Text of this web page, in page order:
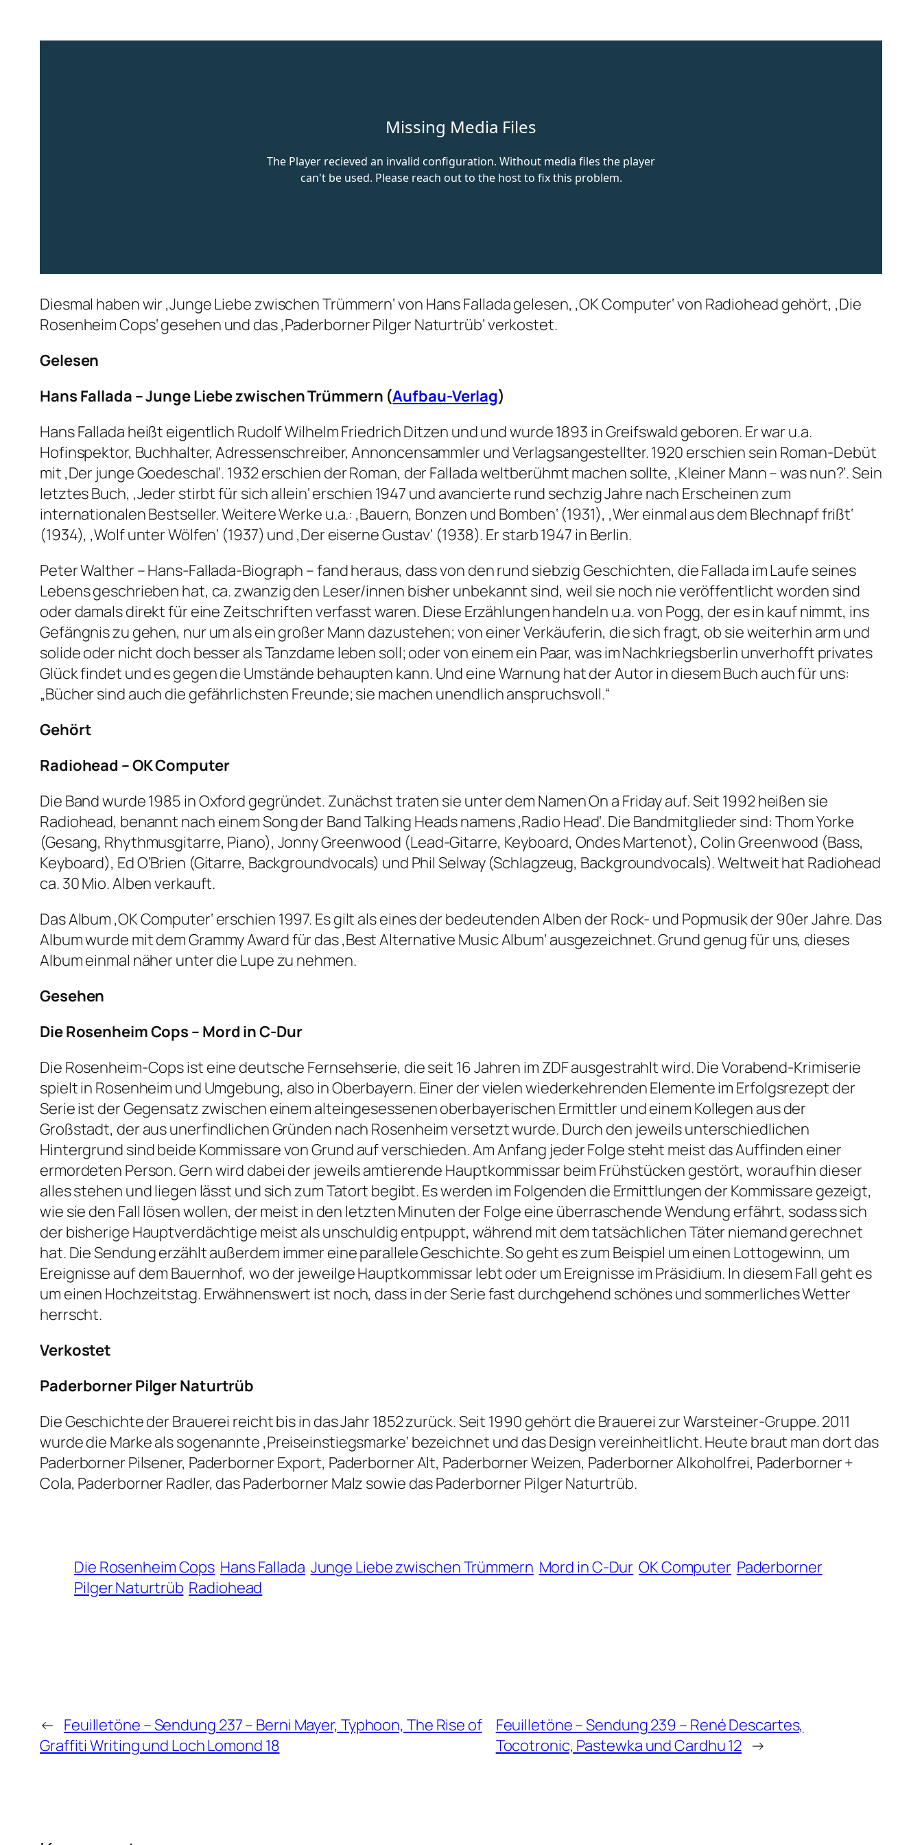
Diesmal haben wir ‚Junge Liebe zwischen Trümmern‘ von Hans Fallada gelesen, ‚OK Computer‘ von Radiohead gehört, ‚Die
Rosenheim Cops‘ gesehen und das ‚Paderborner Pilger Naturtrüb‘ verkostet.
Gelesen
Hans Fallada – Junge Liebe zwischen Trümmern (Aufbau-Verlag)
Hans Fallada heißt eigentlich Rudolf Wilhelm Friedrich Ditzen und und wurde 1893 in Greifswald geboren. Er war u.a.
Hofinspektor, Buchhalter, Adressenschreiber, Annoncensammler und Verlagsangestellter. 1920 erschien sein Roman-Debüt
mit ‚Der junge Goedeschal‘. 1932 erschien der Roman, der Fallada weltberühmt machen sollte, ‚Kleiner Mann – was nun?‘. Sein
letztes Buch, ‚Jeder stirbt für sich allein‘ erschien 1947 und avancierte rund sechzig Jahre nach Erscheinen zum
internationalen Bestseller. Weitere Werke u.a.: ‚Bauern, Bonzen und Bomben‘ (1931), ‚Wer einmal aus dem Blechnapf frißt‘
(1934), ‚Wolf unter Wölfen‘ (1937) und ‚Der eiserne Gustav‘ (1938). Er starb 1947 in Berlin.
Peter Walther – Hans-Fallada-Biograph – fand heraus, dass von den rund siebzig Geschichten, die Fallada im Laufe seines
Lebens geschrieben hat, ca. zwanzig den Leser/innen bisher unbekannt sind, weil sie noch nie veröffentlicht worden sind
oder damals direkt für eine Zeitschriften verfasst waren. Diese Erzählungen handeln u.a. von Pogg, der es in kauf nimmt, ins
Gefängnis zu gehen, nur um als ein großer Mann dazustehen; von einer Verkäuferin, die sich fragt, ob sie weiterhin arm und
solide oder nicht doch besser als Tanzdame leben soll; oder von einem ein Paar, was im Nachkriegsberlin unverhofft privates
Glück findet und es gegen die Umstände behaupten kann. Und eine Warnung hat der Autor in diesem Buch auch für uns:
„Bücher sind auch die gefährlichsten Freunde; sie machen unendlich anspruchsvoll.“
Gehört
Radiohead – OK Computer
Die Band wurde 1985 in Oxford gegründet. Zunächst traten sie unter dem Namen On a Friday auf. Seit 1992 heißen sie
Radiohead, benannt nach einem Song der Band Talking Heads namens ‚Radio Head‘. Die Bandmitglieder sind: Thom Yorke
(Gesang, Rhythmusgitarre, Piano), Jonny Greenwood (Lead-Gitarre, Keyboard, Ondes Martenot), Colin Greenwood (Bass,
Keyboard), Ed O’Brien (Gitarre, Backgroundvocals) und Phil Selway (Schlagzeug, Backgroundvocals). Weltweit hat Radiohead
ca. 30 Mio. Alben verkauft.
Das Album ‚OK Computer‘ erschien 1997. Es gilt als eines der bedeutenden Alben der Rock- und Popmusik der 90er Jahre. Das
Album wurde mit dem Grammy Award für das ‚Best Alternative Music Album‘ ausgezeichnet. Grund genug für uns, dieses
Album einmal näher unter die Lupe zu nehmen.
Gesehen
Die Rosenheim Cops – Mord in C-Dur
Die Rosenheim-Cops ist eine deutsche Fernsehserie, die seit 16 Jahren im ZDF ausgestrahlt wird. Die Vorabend-Krimiserie
spielt in Rosenheim und Umgebung, also in Oberbayern. Einer der vielen wiederkehrenden Elemente im Erfolgsrezept der
Serie ist der Gegensatz zwischen einem alteingesessenen oberbayerischen Ermittler und einem Kollegen aus der
Großstadt, der aus unerfindlichen Gründen nach Rosenheim versetzt wurde. Durch den jeweils unterschiedlichen
Hintergrund sind beide Kommissare von Grund auf verschieden. Am Anfang jeder Folge steht meist das Auffinden einer
ermordeten Person. Gern wird dabei der jeweils amtierende Hauptkommissar beim Frühstücken gestört, woraufhin dieser
alles stehen und liegen lässt und sich zum Tatort begibt. Es werden im Folgenden die Ermittlungen der Kommissare gezeigt,
wie sie den Fall lösen wollen, der meist in den letzten Minuten der Folge eine überraschende Wendung erfährt, sodass sich
der bisherige Hauptverdächtige meist als unschuldig entpuppt, während mit dem tatsächlichen Täter niemand gerechnet
hat. Die Sendung erzählt außerdem immer eine parallele Geschichte. So geht es zum Beispiel um einen Lottogewinn, um
Ereignisse auf dem Bauernhof, wo der jeweilge Hauptkommissar lebt oder um Ereignisse im Präsidium. In diesem Fall geht es
um einen Hochzeitstag. Erwähnenswert ist noch, dass in der Serie fast durchgehend schönes und sommerliches Wetter
herrscht.
Verkostet
Paderborner Pilger Naturtrüb
Die Geschichte der Brauerei reicht bis in das Jahr 1852 zurück. Seit 1990 gehört die Brauerei zur Warsteiner-Gruppe. 2011
wurde die Marke als sogenannte ‚Preiseinstiegsmarke‘ bezeichnet und das Design vereinheitlicht. Heute braut man dort das
Paderborner Pilsener, Paderborner Export, Paderborner Alt, Paderborner Weizen, Paderborner Alkoholfrei, Paderborner +
Cola, Paderborner Radler, das Paderborner Malz sowie das Paderborner Pilger Naturtrüb.
Die Rosenheim Cops Hans Fallada Junge Liebe zwischen Trümmern Mord in C-Dur OK Computer Paderborner
Pilger Naturtrüb Radiohead
← Feuilletöne – Sendung 237 – Berni Mayer, Typhoon, The Rise of
Graffiti Writing und Loch Lomond 18
Feuilletöne – Sendung 239 – René Descartes,
Tocotronic, Pastewka und Cardhu 12 →